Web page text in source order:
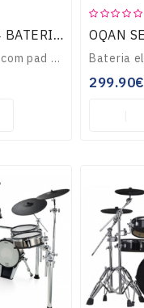
HITMAN HD4 BATERIA DIGITAL
Bateria digital com pad tarola 8” com duplo trigger (pele/rimshot), pad choques, crash e ride de 8”, polifonia 64 notas, 349 sons, 25 efeitos, 30 ritmos de acom..
299.90€